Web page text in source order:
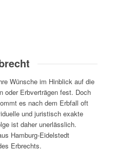
Wünsche im Hinblick auf die
oder Erbverträgen fest. Doch
es nach dem Erbfall oft
und juristisch exakte
ist daher unerlässlich.
Hamburg-Eidelstedt
Erbrechts.